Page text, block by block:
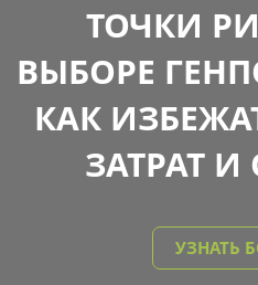
ТОЧКИ
ВЫБОРЕ
КАК
ЗАТРАТ
УЗНАТЬ